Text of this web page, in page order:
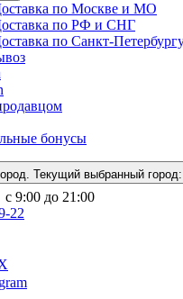
по Москве и МО
по РФ и СНГ
по Санкт-
бонусы
Текущий выбранный город:
с 9:00 до 21:00
22